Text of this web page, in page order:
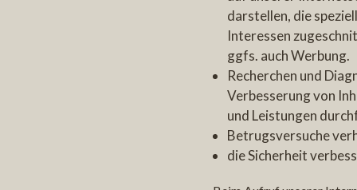
darstellen, die
Interessen
ggfs. auch Werbung.
Recherchen und
Verbesserung von
und Leistungen
Betrugsversuche
die Sicherheit